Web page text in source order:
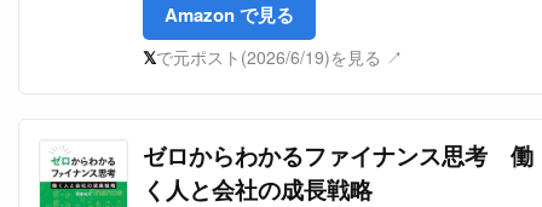
Amazon で見る
𝕏で元ポスト(2026/6/19)を見る ↗
ゼロからわかるファイナンス思考 働
く人と会社の成長戦略